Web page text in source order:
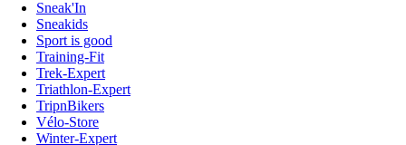
Sneak'In
Sneakids
Sport is good
Training-Fit
Trek-Expert
Triathlon-Expert
TripnBikers
Vélo-Store
Winter-Expert